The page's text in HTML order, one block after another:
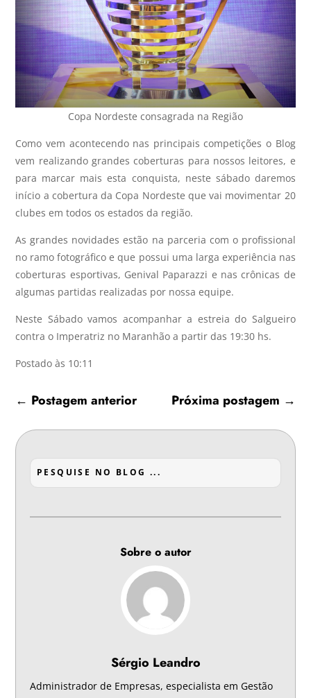
Copa Nordeste consagrada na Região
Como vem acontecendo nas principais competições o Blog
vem realizando grandes coberturas para nossos leitores, e
para marcar mais esta conquista, neste sábado daremos
início a cobertura da Copa Nordeste que vai movimentar 20
clubes em todos os estados da região.
As grandes novidades estão na parceria com o profissional
no ramo fotográfico e que possui uma larga experiência nas
coberturas esportivas, Genival Paparazzi e nas crônicas de
algumas partidas realizadas por nossa equipe.
Neste Sábado vamos acompanhar a estreia do Salgueiro
contra o Imperatriz no Maranhão a partir das 19:30 hs.
Postado às 10:11
← Postagem anterior Próxima postagem →
Sobre o autor
Sérgio Leandro
Administrador de Empresas, especialista em Gestão